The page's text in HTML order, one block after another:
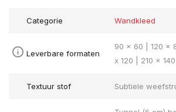
Categorie Wandkleed
Leverbare formaten
90 x 60 | 120 x
x 120 | 210 x
Textuur stof Subtiele